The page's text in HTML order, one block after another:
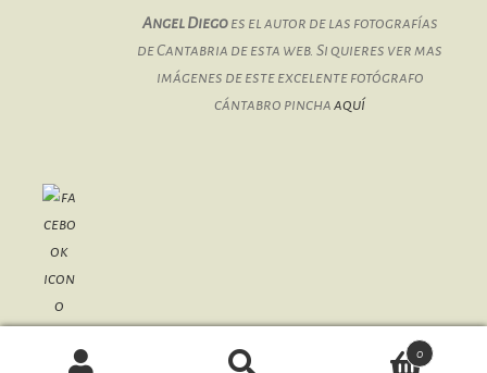
Angel Diegoes el autor de las fotografías
de Cantabria de esta web. Si quieres ver mas
imágenes de este excelente fotógrafo
cántabro pinchaaquí
0